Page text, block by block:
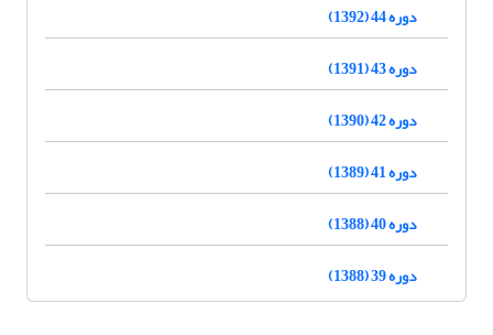
دوره 44 (1392)
دوره 43 (1391)
دوره 42 (1390)
دوره 41 (1389)
دوره 40 (1388)
دوره 39 (1388)